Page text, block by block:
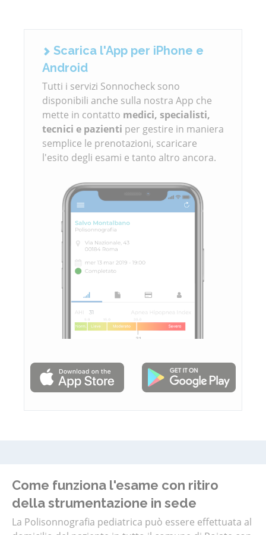
Scarica l'App per iPhone e
Android
Tutti i servizi Sonnocheck sono
disponibili anche sulla nostra App che
mette in contatto medici, specialisti,
tecnici e pazienti per gestire in maniera
semplice le prenotazioni, scaricare
l'esito degli esami e tanto altro ancora.
Come funziona l'esame con ritiro
della strumentazione in sede
La Polisonnografia pediatrica può essere effettuata al